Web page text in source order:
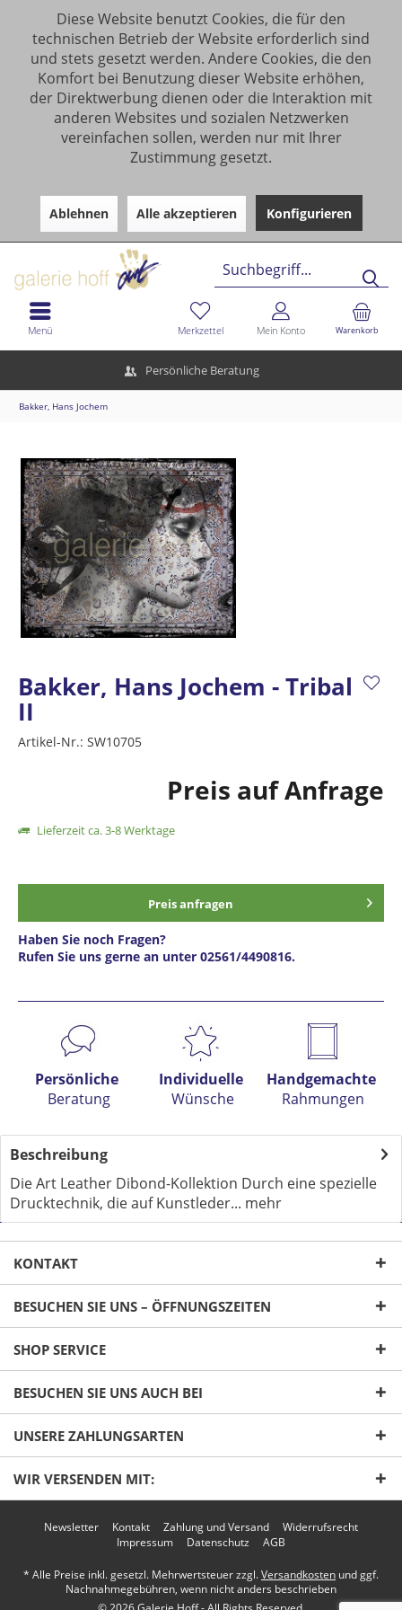
Diese Website benutzt Cookies, die für den
technischen Betrieb der Website erforderlich sind
und stets gesetzt werden. Andere Cookies, die den
Komfort bei Benutzung dieser Website erhöhen,
der Direktwerbung dienen oder die Interaktion mit
anderen Websites und sozialen Netzwerken
vereinfachen sollen, werden nur mit Ihrer
Zustimmung gesetzt.
Ablehnen Alle akzeptieren Konfigurieren
Persönliche Beratung
Warenkorb
Merkzettel Mein Konto
Menü
Bakker, Hans Jochem
Bakker, Hans Jochem - Tribal
II
Artikel-Nr.: SW10705
Preis auf Anfrage
Lieferzeit ca. 3-8 Werktage
Preis anfragen
Haben Sie noch Fragen?
Rufen Sie uns gerne an unter 02561/4490816.
Preis anfragen
Ich habe die
Mit * gekennzeichnete Felder sind Pflichtfelder.
Senden
Persönliche
Beratung
Individuelle
Wünsche
Handgemachte
Rahmungen
Beschreibung
Die Art Leather Dibond-Kollektion Durch eine spezielle
Drucktechnik, die auf Kunstleder... mehr
KONTAKT
BESUCHEN SIE UNS – ÖFFNUNGSZEITEN
SHOP SERVICE
BESUCHEN SIE UNS AUCH BEI
UNSERE ZAHLUNGSARTEN
WIR VERSENDEN MIT:
Newsletter Kontakt Zahlung und Versand
Widerrufsrecht
Impressum
Datenschutz AGB
* Alle Preise inkl. gesetzl. Mehrwertsteuer zzgl.Versandkosten und ggf.
Nachnahmegebühren, wenn nicht anders beschrieben